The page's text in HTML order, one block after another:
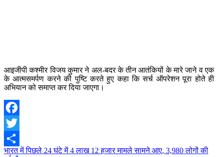
आइजीपी कश्मीर विजय कुमार ने अल-बदर के तीन आतंकियों के मारे जाने व एक
के आत्मसमर्पण करने की पुष्टि करते हुए कहा कि सर्च ऑपरेशन पूरा होते ही
अभियान को समाप्त कर दिया जाएगा।
Facebook
Twitter
Share
Post
भारत में पिछले 24 घंटे में 4 लाख 12 हजार मामले सामने आए, 3,980 लोगों की